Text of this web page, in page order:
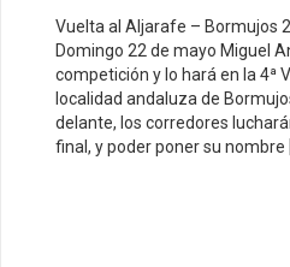
Vuelta al Aljarafe – Bormujos
Domingo 22 de mayo Miguel
competición y lo hará en la 4ª
localidad andaluza de
delante, los corredores
final, y poder poner su nombre